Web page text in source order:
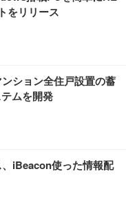
クチェア 疲れない テレ
スト 30度ロッキング機
90度跳ね上げ式アーム
ア (ブラック)
クチェア 疲れない テレ
スト 30度ロッキング機
90度跳ね上げ式アーム
ア (ホワイト)
スクチェア 肘なし メ
ート付き 腰サポート ガ
ャスター付き コンパク
ニター DualSense 充電
27インチ 液晶モニタ
非光沢 HDMI/DisplayP
さ調整 スイベル VESA対
FHD】GRAPHT THE S
24” Essential ゲーミン
1ms FHD 量子ドット 残
ムツ L 中型犬用 26枚入
シック) 【Amazon.co.jp
オーヤマ ペットシーツ
入 (x 1) (ケース販売)
ーツ 超厚型 お徳用 レギ
限定】
をリリース
ション全住戸設置の蓄
ムを開発
iBeacon使った情報配